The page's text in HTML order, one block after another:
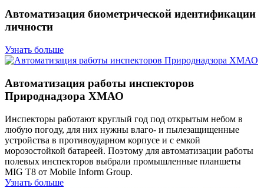
Автоматизация биометрической идентификации
личности
Узнать больше
Автоматизация работы инспекторов
Природнадзора ХМАО
Инспекторы работают круглый год под открытым небом в
любую погоду, для них нужны влаго- и пылезащищенные
устройства в противоударном корпусе и с емкой
морозостойкой батареей. Поэтому для автоматизации работы
полевых инспекторов выбрали промышленные планшеты
MIG T8 от Mobile Inform Group.
Узнать больше